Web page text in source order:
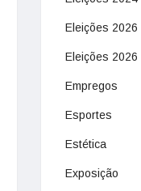
Eleições 2026
Eleições 2026
Empregos
Esportes
Estética
Exposição